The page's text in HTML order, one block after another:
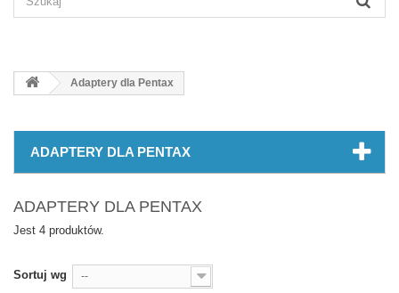
Adaptery dla Pentax
ADAPTERY DLA PENTAX
ADAPTERY DLA PENTAX
Jest 4 produktów.
Sortuj wg --